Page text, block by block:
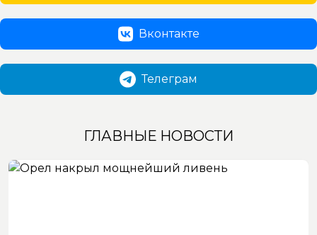
Вконтакте
Телеграм
ГЛАВНЫЕ НОВОСТИ